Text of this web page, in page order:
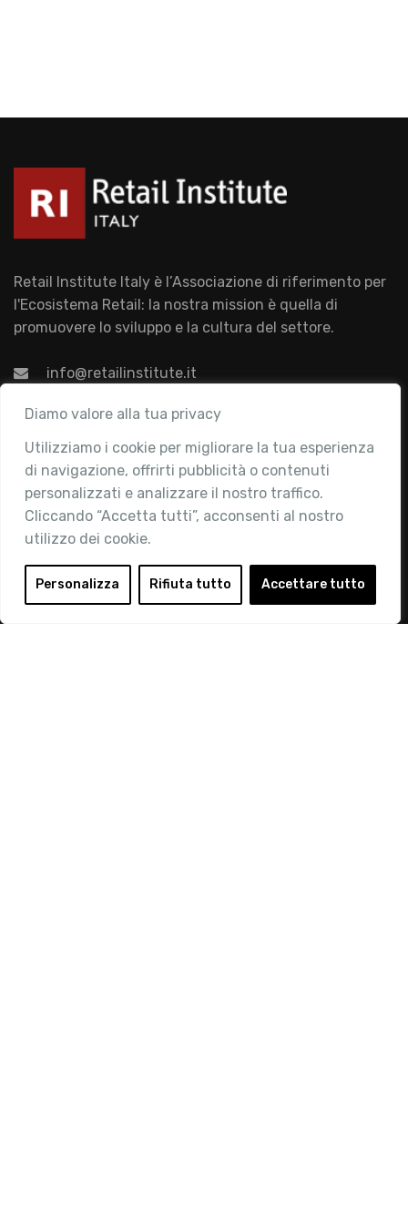
Diamo valore alla tua privacy
Utilizziamo i cookie per migliorare la tua esperienza
di navigazione, offrirti pubblicità o contenuti
personalizzati e analizzare il nostro traffico.
Cliccando “Accetta tutti”, acconsenti al nostro
utilizzo dei cookie.
Personalizza Rifiuta tutto Accettare tutto
Retail Institute Italy è l’Associazione di riferimento per
l'Ecosistema Retail: la nostra mission è quella di
promuovere lo sviluppo e la cultura del settore.
info@retailinstitute.it
Associazione
Chi siamo
Attività
Contatti
Area Riservata
Login
Diventa Socio